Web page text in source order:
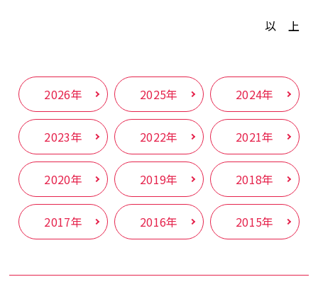
以 上
2026年 2025年 2024年
2023年 2022年 2021年
2020年 2019年 2018年
2017年 2016年 2015年